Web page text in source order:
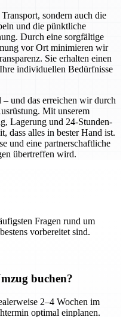
sondern auch die
und die pünktliche
Durch eine sorgfältige
vor Ort minimieren wir
Sie erhalten einen
individuellen Bedürfnisse
und das erreichen wir durch
Mit unserem
Lagerung und 24-Stunden-
dass alles in bester Hand ist.
und eine partnerschaftliche
übertreffen wird.
Fragen rund um
vorbereitet sind.
buchen?
2–4 Wochen im
optimal einplanen.